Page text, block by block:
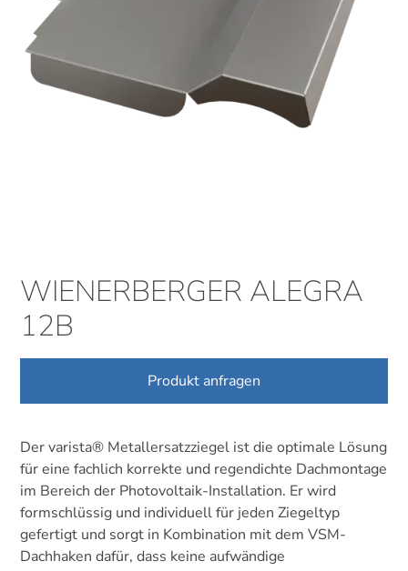
WIENERBERGER ALEGRA
12B
Produkt anfragen
Der varista® Metallersatzziegel ist die optimale Lösung
für eine fachlich korrekte und regendichte Dachmontage
im Bereich der Photovoltaik-Installation. Er wird
formschlüssig und individuell für jeden Ziegeltyp
gefertigt und sorgt in Kombination mit dem VSM-
Dachhaken dafür, dass keine aufwändige